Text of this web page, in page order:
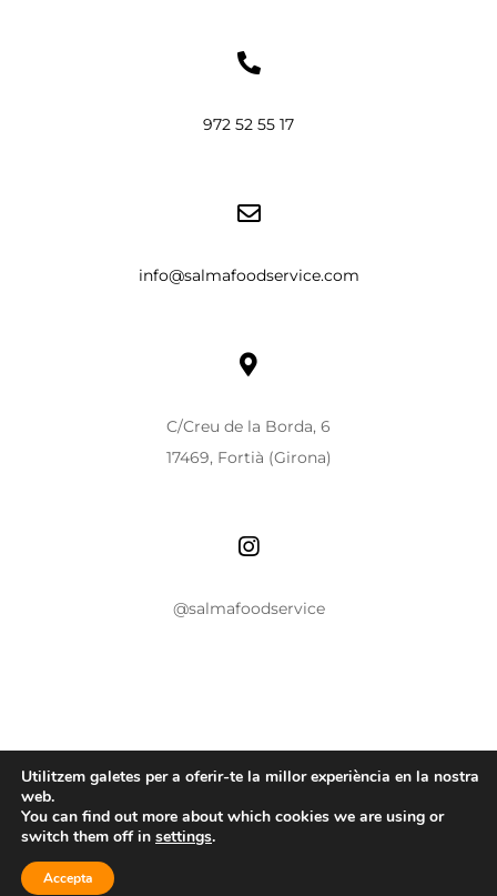
972 52 55 17
info@salmafoodservice.com
C/Creu de la Borda, 6
17469, Fortià (Girona)
@salmafoodservice
Avís legal | Política de privacitat |
Política de
cookies
Utilitzem galetes per a oferir-te la millor experiència en la nostra
web.
You can find out more about which cookies we are using or
switch them off in settings.
Accepta